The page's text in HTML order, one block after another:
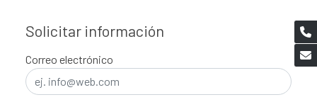
Solicitar información
Correo electrónico